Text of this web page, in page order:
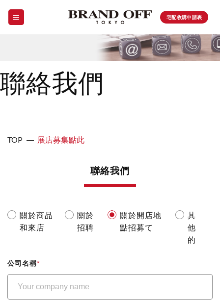
宅配收購申請表
聯絡我們
TOP 展店募集點此
聯絡我們
關於商品
和來店
關於
招聘
關於開店地
點招募て
其
他
的
公司名稱*